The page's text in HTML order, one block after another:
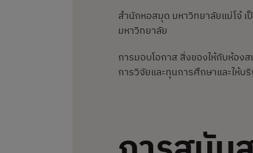
สำนักหอสมุด มหาวิทยาลัยแม่โจ้
มหาวิทยาลัย
การมอบโอกาส สิ่งของให้กับห้อง
การวิจัยและทุนการศึกษาและให้